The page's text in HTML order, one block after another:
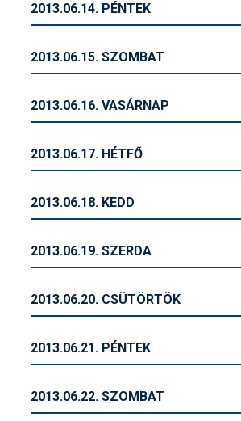
2013.06.14. PÉNTEK
2013.06.15. SZOMBAT
2013.06.16. VASÁRNAP
2013.06.17. HÉTFŐ
2013.06.18. KEDD
2013.06.19. SZERDA
2013.06.20. CSÜTÖRTÖK
2013.06.21. PÉNTEK
2013.06.22. SZOMBAT